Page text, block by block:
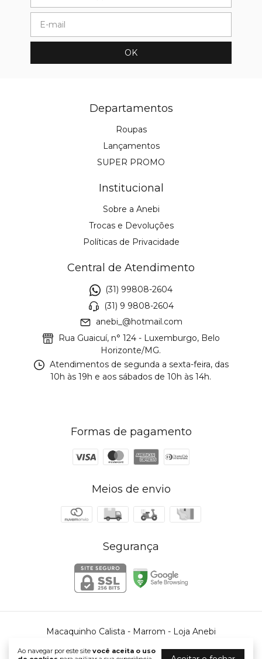
Ao navegar por este site você aceita o uso
Departamentos
Roupas
Lançamentos
SUPER PROMO
Institucional
Sobre a Anebi
Trocas e Devoluções
Políticas de Privacidade
Central de Atendimento
(31) 99808-2604
(31) 9 9808-2604
anebi_@hotmail.com
Rua Guaicuí, n° 124 - Luxemburgo, Belo
Horizonte/MG.
Atendimentos de segunda a sexta-feira, das
10h às 19h e aos sábados de 10h às 14h.
Formas de pagamento
Meios de envio
Segurança
Macaquinho Calista - Marrom - Loja Anebi